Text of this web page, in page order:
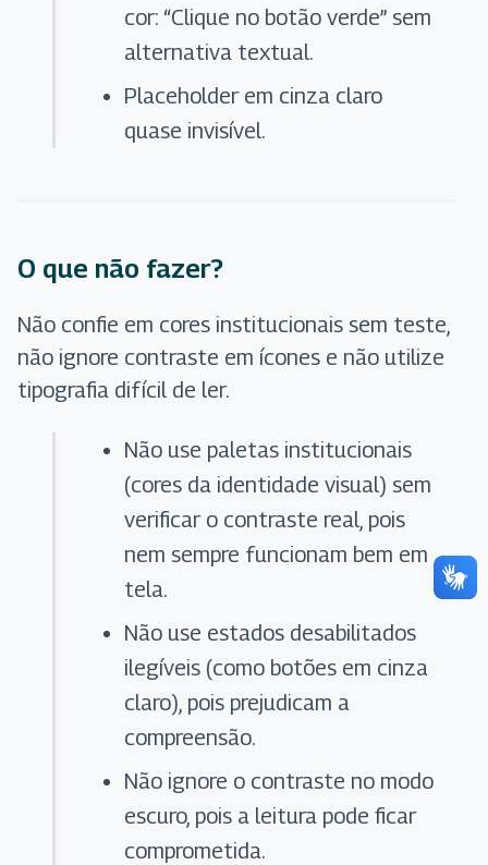
cor: “Clique no botão verde” sem
alternativa textual.
Placeholder em cinza claro
quase invisível.
O que não fazer?
Não confie em cores institucionais sem teste,
não ignore contraste em ícones e não utilize
tipografia difícil de ler.
Não use paletas institucionais
(cores da identidade visual) sem
verificar o contraste real, pois
nem sempre funcionam bem em
tela.
Não use estados desabilitados
ilegíveis (como botões em cinza
claro), pois prejudicam a
compreensão.
Não ignore o contraste no modo
escuro, pois a leitura pode ficar
comprometida.